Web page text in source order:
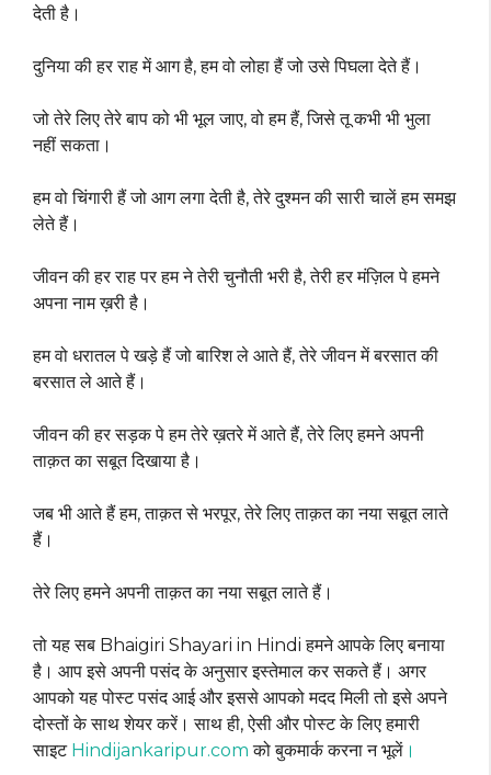
देती है।
दुनिया की हर राह में आग है, हम वो लोहा हैं जो उसे पिघला देते हैं।
जो तेरे लिए तेरे बाप को भी भूल जाए, वो हम हैं, जिसे तू कभी भी भुला
नहीं सकता।
हम वो चिंगारी हैं जो आग लगा देती है, तेरे दुश्मन की सारी चालें हम समझ
लेते हैं।
जीवन की हर राह पर हम ने तेरी चुनौती भरी है, तेरी हर मंज़िल पे हमने
अपना नाम ख़री है।
हम वो धरातल पे खड़े हैं जो बारिश ले आते हैं, तेरे जीवन में बरसात की
बरसात ले आते हैं।
जीवन की हर सड़क पे हम तेरे ख़तरे में आते हैं, तेरे लिए हमने अपनी
ताक़त का सबूत दिखाया है।
जब भी आते हैं हम, ताक़त से भरपूर, तेरे लिए ताक़त का नया सबूत लाते
हैं।
तेरे लिए हमने अपनी ताक़त का नया सबूत लाते हैं।
तो यह सब Bhaigiri Shayari in Hindi हमने आपके लिए बनाया
है। आप इसे अपनी पसंद के अनुसार इस्तेमाल कर सकते हैं। अगर
आपको यह पोस्ट पसंद आई और इससे आपको मदद मिली तो इसे अपने
दोस्तों के साथ शेयर करें। साथ ही, ऐसी और पोस्ट के लिए हमारी
साइट Hindijankaripur.com को बुकमार्क करना न भूलें ।